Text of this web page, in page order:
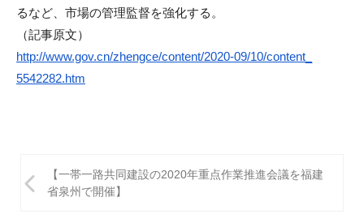
るなど、 市場の管理監督を強化する。
（記事原文）
http://www.gov.cn/zhengce/content/2020-09/10/content_
5542282.htm
稿
【一帯一路共同建設の2020年重点作業推進会議を福建
省泉州で開催】